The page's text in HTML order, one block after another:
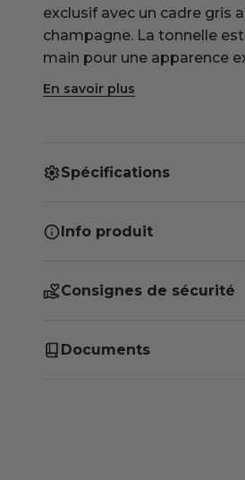
exclusif avec un cadre gris
champagne. La tonnelle
main pour une apparence
produit de grande qualité
En savoir plus
Spécifications
Info produit
Consignes de sécurité
Documents